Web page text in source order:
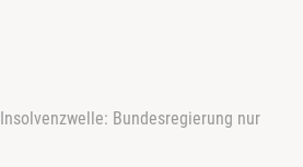
Insolvenzwelle: Bundesregierung nur